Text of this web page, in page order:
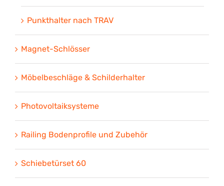
Punkthalter nach TRAV
Magnet-Schlösser
Möbelbeschläge & Schilderhalter
Photovoltaiksysteme
Railing Bodenprofile und Zubehör
Schiebetürset 60